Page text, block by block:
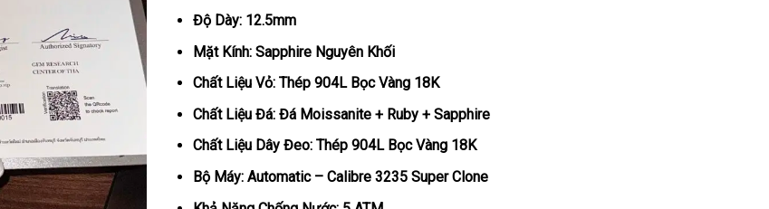
Độ Dày: 12.5mm
Mặt Kính: Sapphire Nguyên Khối
Chất Liệu Vỏ: Thép 904L Bọc Vàng 18K
Chất Liệu Đá: Đá Moissanite + Ruby + Sapphire
Chất Liệu Dây Đeo: Thép 904L Bọc Vàng 18K
Bộ Máy: Automatic – Calibre 3235 Super Clone